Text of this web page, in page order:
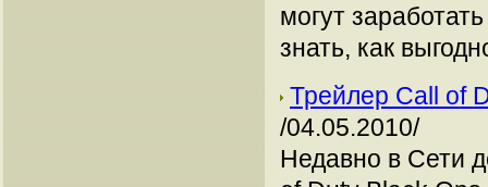
могут
знать, как
Трейлер Call of
/04.05.2010/
Недавно в Сети